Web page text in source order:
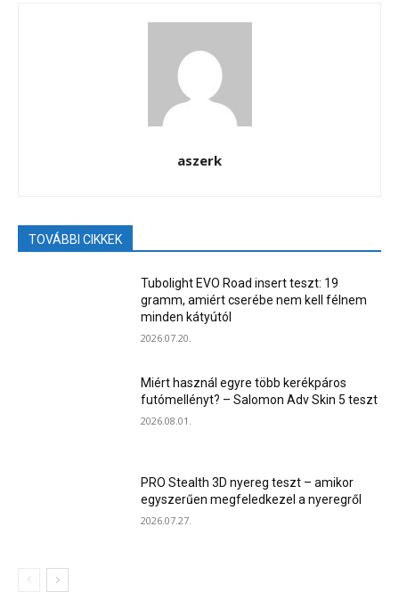
aszerk
TOVÁBBI CIKKEK
Tubolight EVO Road insert teszt: 19
gramm, amiért cserébe nem kell félnem
minden kátyútól
2026.07.20.
Miért használ egyre több kerékpáros
futómellényt? – Salomon Adv Skin 5 teszt
2026.08.01.
PRO Stealth 3D nyereg teszt – amikor
egyszerűen megfeledkezel a nyeregről
2026.07.27.